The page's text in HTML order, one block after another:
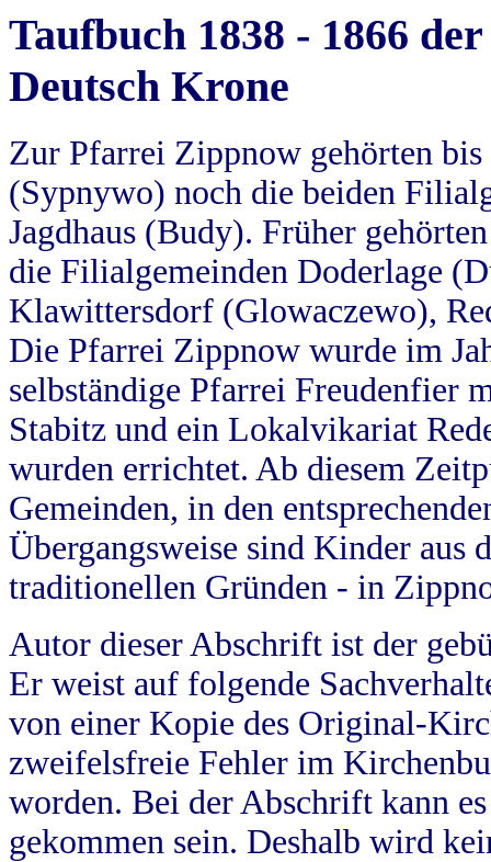
Taufbuch 1838 - 1866
Deutsch Krone
Zur Pfarrei Zippnow gehörten
(Sypnywo) noch die beiden
Jagdhaus (Budy). Früher
die Filialgemeinden Doderlage
Klawittersdorf (Glowaczewo),
Die Pfarrei Zippnow wurde im
selbständige Pfarrei Freudenfier
Stabitz und ein Lokalvikariat
wurden errichtet. Ab diesem
Gemeinden, in den
Übergangsweise sind Kinder aus
traditionellen Gründen - in
Autor dieser Abschrift ist der
Er weist auf folgende
von einer Kopie des Original-
zweifelsfreie Fehler im
worden. Bei der Abschrift kann
gekommen sein. Deshalb wird